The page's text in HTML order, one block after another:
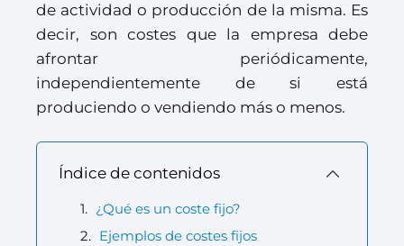
de actividad o producción de la misma. Es
decir, son costes que la empresa debe
afrontar periódicamente,
independientemente de si está
produciendo o vendiendo más o menos.
Índice de contenidos
¿Qué es un coste fijo?
Ejemplos de costes fijos